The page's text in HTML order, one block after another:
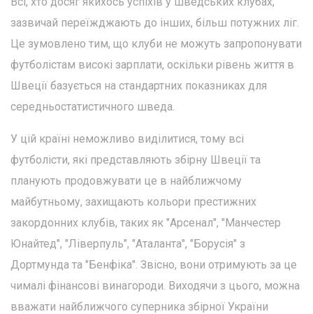
зазвичай переїжджають до інших, більш потужних ліг.
Це зумовлено тим, що клуби не можуть запропонувати
футболістам високі зарплати, оскільки рівень життя в
Швеції базується на стандартних показниках для
середньостатистичного шведа.
У цій країні неможливо виділитися, тому всі
футболісти, які представляють збірну Швеції та
планують продовжувати це в найближчому
майбутньому, захищають кольори престижних
закордонних клубів, таких як "Арсенал", "Манчестер
Юнайтед", "Ліверпуль", "Аталанта", "Борусія" з
Дортмунда та "Бенфіка". Звісно, вони отримують за це
чималі фінансові винагороди. Виходячи з цього, можна
вважати найближчого суперника збірної України